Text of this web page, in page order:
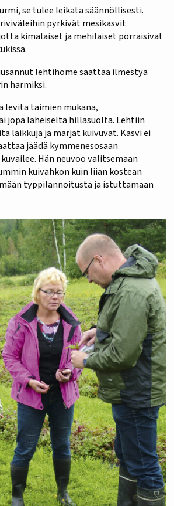
se tulee leikata säännöllisesti.
pyrkivät mesikasvit
kimalaiset ja mehiläiset pörräisivät
lehtihome saattaa ilmestyä
harmiksi.
levitä taimien mukana,
jopa läheiseltä hillasuolta. Lehtiin
laikkuja ja marjat kuivuvat. Kasvi ei
jäädä kymmenesosaan
Hän neuvoo valitsemaan
kuivahkon kuin liian kostean
typpilannoitusta ja istuttamaan